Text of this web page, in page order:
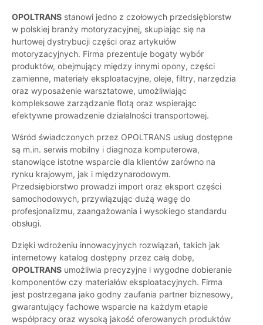
OPOLTRANS stanowi jedno z czołowych przedsiębiorstw
w polskiej branży motoryzacyjnej, skupiając się na
hurtowej dystrybucji części oraz artykułów
motoryzacyjnych. Firma prezentuje bogaty wybór
produktów, obejmujący między innymi opony, części
zamienne, materiały eksploatacyjne, oleje, filtry, narzędzia
oraz wyposażenie warsztatowe, umożliwiając
kompleksowe zarządzanie flotą oraz wspierając
efektywne prowadzenie działalności transportowej.
Wśród świadczonych przez OPOLTRANS usług dostępne
są m.in. serwis mobilny i diagnoza komputerowa,
stanowiące istotne wsparcie dla klientów zarówno na
rynku krajowym, jak i międzynarodowym.
Przedsiębiorstwo prowadzi import oraz eksport części
samochodowych, przywiązując dużą wagę do
profesjonalizmu, zaangażowania i wysokiego standardu
obsługi.
Dzięki wdrożeniu innowacyjnych rozwiązań, takich jak
internetowy katalog dostępny przez całą dobę,
OPOLTRANS umożliwia precyzyjne i wygodne dobieranie
komponentów czy materiałów eksploatacyjnych. Firma
jest postrzegana jako godny zaufania partner biznesowy,
gwarantujący fachowe wsparcie na każdym etapie
współpracy oraz wysoką jakość oferowanych produktów